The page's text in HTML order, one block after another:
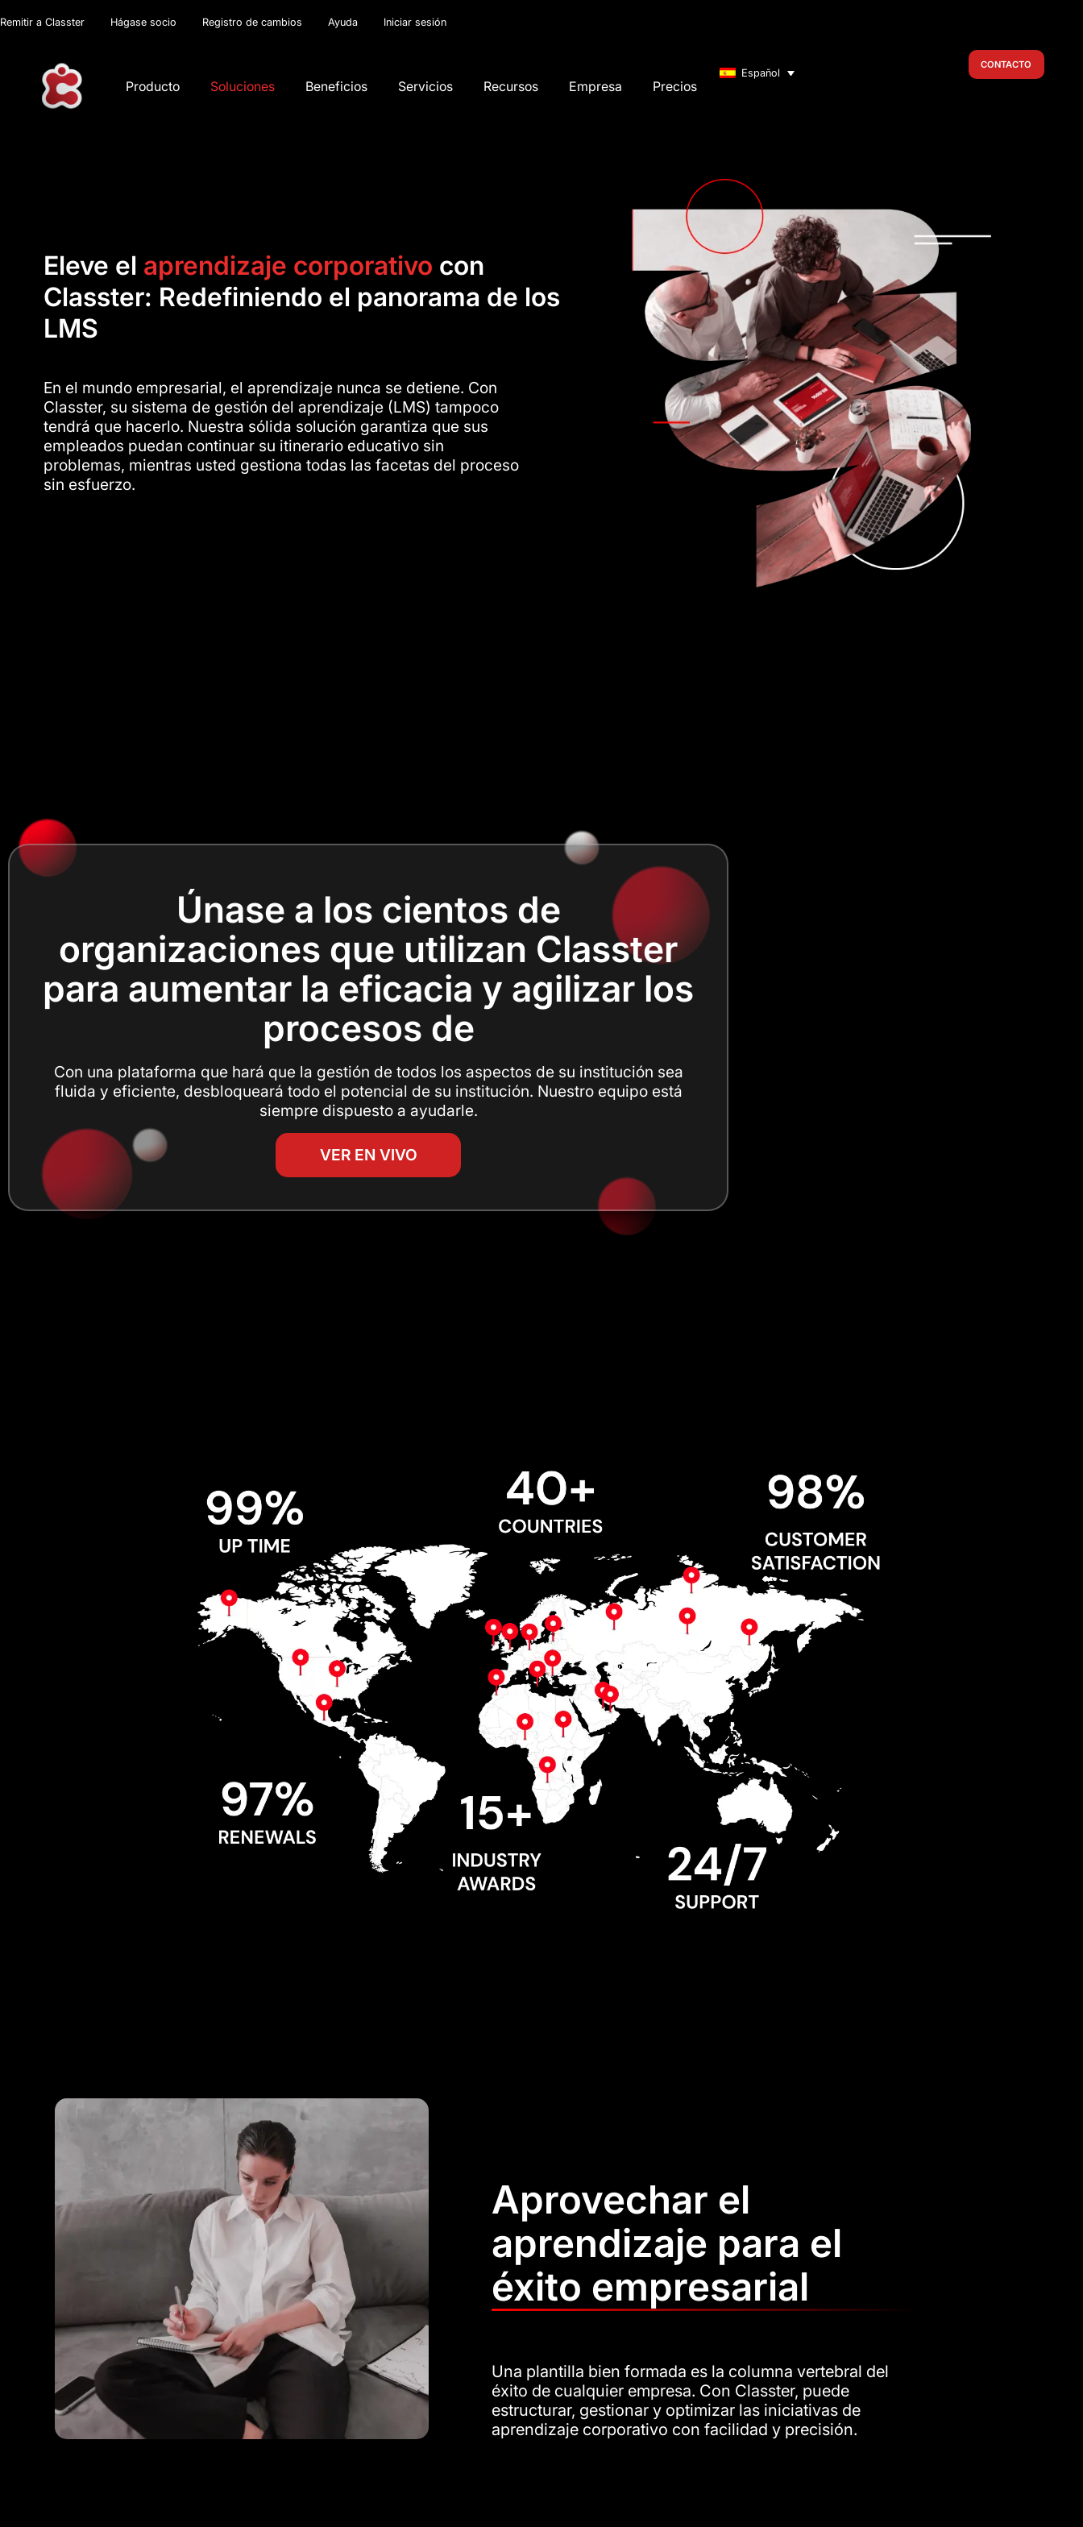
Remitir a Classter Hágase socio Registro de cambios Ayuda Iniciar sesión
Producto Soluciones Beneficios Servicios Recursos Empresa Precios
Español
CONTACTO
Eleve el aprendizaje corporativo con
Classter: Redefiniendo el panorama de los
LMS
En el mundo empresarial, el aprendizaje nunca se detiene. Con
Classter, su sistema de gestión del aprendizaje (LMS) tampoco
tendrá que hacerlo. Nuestra sólida solución garantiza que sus
empleados puedan continuar su itinerario educativo sin
problemas, mientras usted gestiona todas las facetas del proceso
sin esfuerzo.
Únase a los cientos de
organizaciones que utilizan Classter
para aumentar la eficacia y agilizar los
procesos de
Con una plataforma que hará que la gestión de todos los aspectos de su institución sea
fluida y eficiente, desbloqueará todo el potencial de su institución. Nuestro equipo está
siempre dispuesto a ayudarle.
VER EN VIVO
Aprovechar el
aprendizaje para el
éxito empresarial
Una plantilla bien formada es la columna vertebral del
éxito de cualquier empresa. Con Classter, puede
estructurar, gestionar y optimizar las iniciativas de
aprendizaje corporativo con facilidad y precisión.